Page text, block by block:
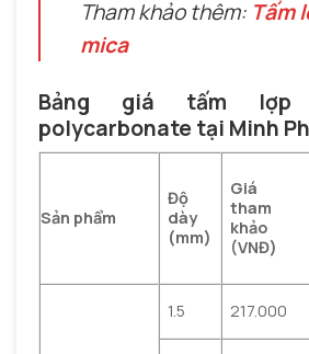
Tham khảo thêm: Tấm
mica
Bảng giá tấm lợp
polycarbonate tại Minh
Sản phẩm
Độ
dày
(mm)
Giá
tham
khảo
(VNĐ)
1.5 217.000